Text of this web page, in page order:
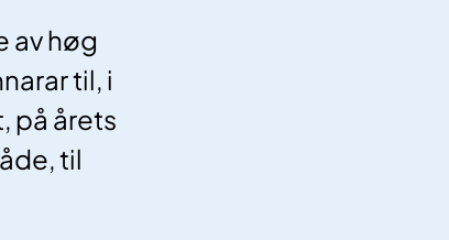
av høg
til, i
på årets
til